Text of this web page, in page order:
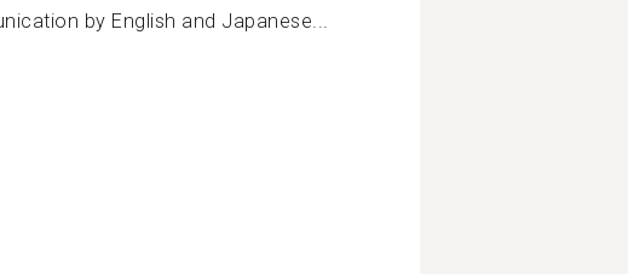
by English and Japanese...